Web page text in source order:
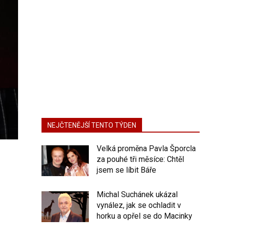
NEJČTENĚJŠÍ TENTO TÝDEN
Velká proměna Pavla Šporcla
za pouhé tři měsíce: Chtěl
jsem se líbit Báře
Michal Suchánek ukázal
vynález, jak se ochladit v
horku a opřel se do Macinky